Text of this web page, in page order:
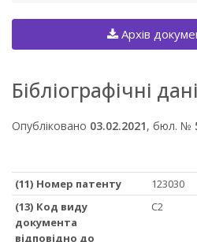
Архів
Бібліографічні дані
Опубліковано 03.02.2021, бюл. №
(11) Номер патенту
123030
(13) Код виду
документа
відповідно до
C2